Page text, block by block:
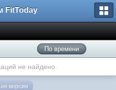
FitToday
По времени
не найдено.
версия